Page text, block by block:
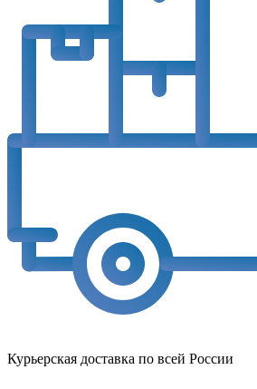
Курьерская доставка по всей России